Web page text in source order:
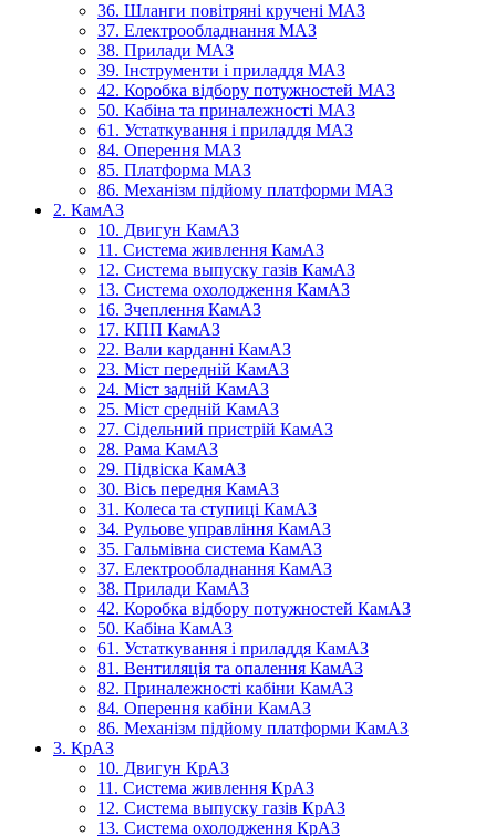
36. Шланги повітряні кручені МАЗ
37. Електрообладнання МАЗ
38. Прилади МАЗ
39. Інструменти і приладдя МАЗ
42. Коробка відбору потужностей МАЗ
50. Кабіна та приналежності МАЗ
61. Устаткування і приладдя МАЗ
84. Оперення МАЗ
85. Платформа МАЗ
86. Механізм підйому платформи МАЗ
2. КамАЗ
10. Двигун КамАЗ
11. Система живлення КамАЗ
12. Система выпуску газів КамАЗ
13. Система охолодження КамАЗ
16. Зчеплення КамАЗ
17. КПП КамАЗ
22. Вали карданні КамАЗ
23. Міст передній КамАЗ
24. Міст задній КамАЗ
25. Міст средній КамАЗ
27. Сідельний пристрій КамАЗ
28. Рама КамАЗ
29. Підвіска КамАЗ
30. Вісь передня КамАЗ
31. Колеса та ступиці КамАЗ
34. Рульове управління КамАЗ
35. Гальмівна система КамАЗ
37. Електрообладнання КамАЗ
38. Прилади КамАЗ
42. Коробка відбору потужностей КамАЗ
50. Кабіна КамАЗ
61. Устаткування і приладдя КамАЗ
81. Вентиляція та опалення КамАЗ
82. Приналежності кабіни КамАЗ
84. Оперення кабіни КамАЗ
86. Механізм підйому платформи КамАЗ
3. КрАЗ
10. Двигун КрАЗ
11. Система живлення КрАЗ
12. Система выпуску газів КрАЗ
13. Система охолодження КрАЗ